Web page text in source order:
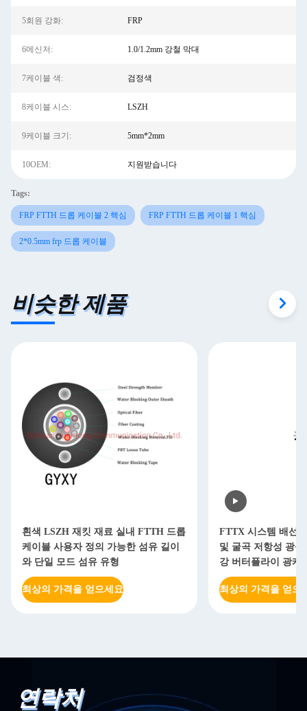
5회원 강화: FRP
6메신저: 1.0/1.2mm 강철 막대
7케이블 색: 검정색
8케이블 시스: LSZH
9케이블 크기: 5mm*2mm
10OEM: 지원받습니다
Tags:
FRP FTTH 드롭 케이블 2 핵심 FRP FTTH 드롭 케이블 1 핵심
2*0.5mm frp 드롭 케이블
비슷한 제품
흰색 LSZH 재킷 재료 실내 FTTH 드롭
케이블 사용자 정의 가능한 섬유 길이
와 단일 모드 섬유 유형
최상의 가격을 얻으세요
FTTX 시스템 배선
및 굴곡 저항성 광
강 버터플라이 광케
최상의 가격을 얻으
연락처